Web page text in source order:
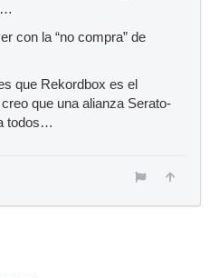
con la “no compra” de
que Rekordbox es el
que una alianza Serato-
todos…